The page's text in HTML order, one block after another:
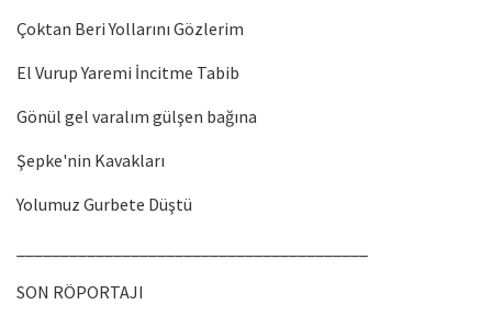
Çoktan Beri Yollarını Gözlerim
El Vurup Yaremi İncitme Tabib
Gönül gel varalım gülşen bağına
Şepke'nin Kavakları
Yolumuz Gurbete Düştü
SON RÖPORTAJI